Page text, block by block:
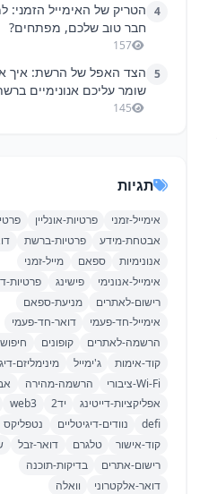
4 הטריק של האימייל הזמני:
חבר טוב שלכם, מפתחים?
157
5 הצד האפל של הרשת: איך
שומר עליכם אנונימיים
החברתיות
145
תגיות
אימייל-זמני פרטיות-אונליין
אבטחת-מידע
פרטיות-ברשת
אנונימיות
ספאם
מייל-זמני
אימייל-אנונימי
פישינג
פרטיות-
רישום-לאתרים
מניעת-ספאם
אימייל-חד-פעמי
דואר-חד-פעמי
הרשמה-לאתרים
קופונים
קוד-אימות
ג'ימייל
מינימליזם-
Wi-Fi-ציבורי
הרשמה-מהירה
אפליקציות-דייטינג
יד2 web3
defi
נוודים-דיגיטליים
נטפליקס
קוד-אישור
טלגרם דואר-זבל
רישום-אתרים
בדיקות-תוכנה
דואר-אלקטרוני
וואלה